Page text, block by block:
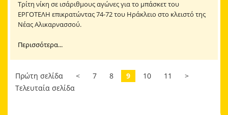
Τρίτη νίκη σε ισάριθμους αγώνες για το μπάσκετ του
ΕΡΓΟΤΕΛΗ επικρατώντας 74-72 του Ηράκλειο στο κλειστό της
Νέας Αλικαρνασσού.
Περισσότερα...
Πρώτη σελίδα < 7 8 9 10 11
>
Τελευταία σελίδα